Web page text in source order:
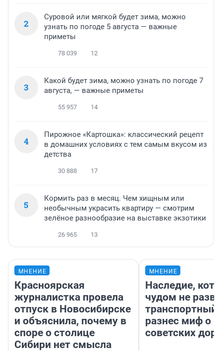
2
Суровой или мягкой будет зима, можно
узнать по погоде 5 августа — важные
приметы
78 039 12
3
Какой будет зима, можно узнать по погоде 7
августа, — важные приметы
55 957 14
4
Пирожное «Картошка»: классический рецепт
в домашних условиях с тем самым вкусом из
детства
30 888 17
5
Кормить раз в месяц. Чем хищным или
необычным украсить квартиру — смотрим
зелёное разнообразие на выставке экзотики
26 965 13
МНЕНИЕ
Красноярская
журналистка провела
отпуск в Новосибирске
и объяснила, почему в
споре о столице
Сибири нет смысла
МНЕНИЕ
Наследие,
чудом не
транспортный
разнес миф о
советских